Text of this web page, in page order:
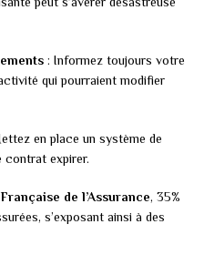
: Informez toujours votre
qui pourraient modifier
en place un système de
contrat expirer.
de l’Assurance, 35%
s’exposant ainsi à des